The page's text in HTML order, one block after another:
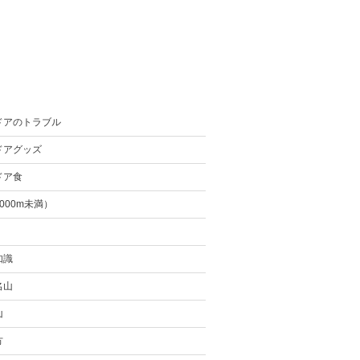
アのトラブル
アグッズ
ア食
未満）
識
山